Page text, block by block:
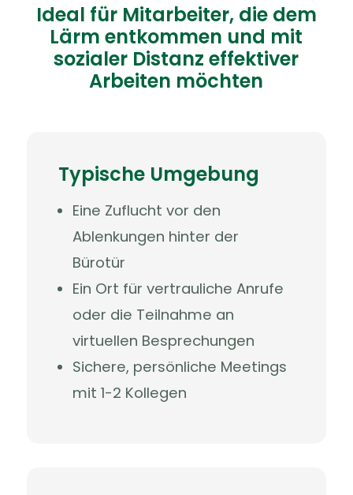
Ideal für Mitarbeiter, die dem
Lärm entkommen und mit
sozialer Distanz effektiver
Arbeiten möchten
Typische Umgebung
Eine Zuflucht vor den
Ablenkungen hinter der
Bürotür
Ein Ort für vertrauliche Anrufe
oder die Teilnahme an
virtuellen Besprechungen
Sichere, persönliche Meetings
mit 1-2 Kollegen